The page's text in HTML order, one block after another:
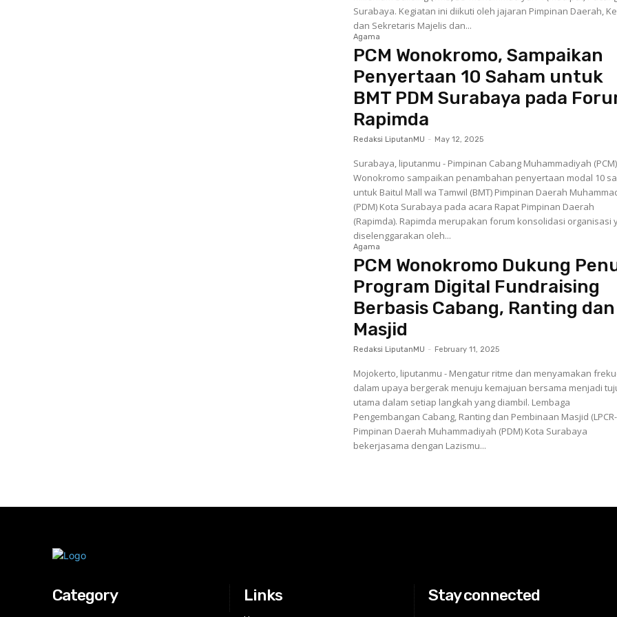
Surabaya. Kegiatan ini diikuti oleh jajaran Pimpinan Daerah,
dan Sekretaris Majelis dan...
Agama
PCM Wonokromo, Sampaikan
Penyertaan 10 Saham untuk
BMT PDM Surabaya pada
Rapimda
Redaksi LiputanMU - May 12, 2025
Surabaya, liputanmu - Pimpinan Cabang Muhammadiyah (PCM)
Wonokromo sampaikan penambahan penyertaan modal 10
untuk Baitul Mall wa Tamwil (BMT) Pimpinan Daerah
(PDM) Kota Surabaya pada acara Rapat Pimpinan Daerah
(Rapimda). Rapimda merupakan forum konsolidasi organisasi yang
diselenggarakan oleh...
Agama
PCM Wonokromo Dukung
Program Digital Fundraising
Berbasis Cabang, Ranting dan
Masjid
Redaksi LiputanMU - February 11, 2025
Mojokerto, liputanmu - Mengatur ritme dan menyamakan
dalam upaya bergerak menuju kemajuan bersama menjadi
utama dalam setiap langkah yang diambil. Lembaga
Pengembangan Cabang, Ranting dan Pembinaan Masjid
Pimpinan Daerah Muhammadiyah (PDM) Kota Surabaya
bekerjasama dengan Lazismu...
Category Links Stay connected